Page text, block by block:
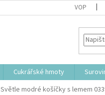
VOP
Cukrářské hmoty
Světle modré košíčky s lemem